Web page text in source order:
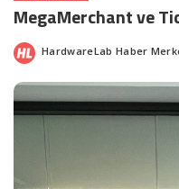
MegaMerchant ve
Posted
HardwareLab Haber